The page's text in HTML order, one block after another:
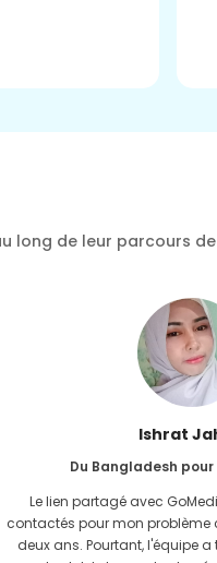
long de leur parcours
Ishrat
Du Bangladesh
Le lien partagé avec
contactés pour mon
deux ans. Pourtant, l'équipe